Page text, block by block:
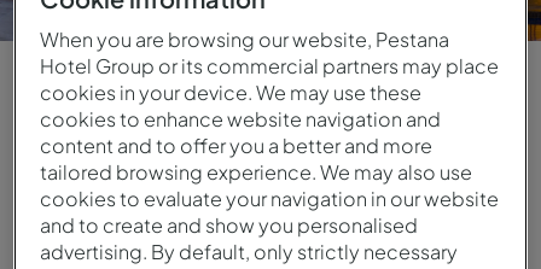
Spa - Pestana Royal All Inclusive
Os nossos rituais de
When you are browsing our website, Pestana
Hotel Group or its commercial partners may place
cookies in your device. We may use these
cookies to enhance website navigation and
content and to offer you a better and more
tailored browsing experience. We may also use
cookies to evaluate your navigation in our website
and to create and show you personalised
advertising. By default, only strictly necessary